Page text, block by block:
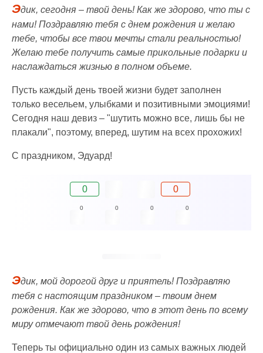
Эдик, сегодня – твой день! Как же здорово, что ты с
нами! Поздравляю тебя с днем рождения и желаю
тебе, чтобы все твои мечты стали реальностью!
Желаю тебе получить самые прикольные подарки и
наслаждаться жизнью в полном объеме.
Пусть каждый день твоей жизни будет заполнен
только весельем, улыбками и позитивными эмоциями!
Сегодня наш девиз – "шутить можно все, лишь бы не
плакали", поэтому, вперед, шутим на всех прохожих!
С праздником, Эдуард!
0 0
0 0 0 0
Эдик, мой дорогой друг и приятель! Поздравляю
тебя с настоящим праздником – твоим днем
рождения. Как же здорово, что в этот день по всему
миру отмечают твой день рождения!
Теперь ты официально один из самых важных людей